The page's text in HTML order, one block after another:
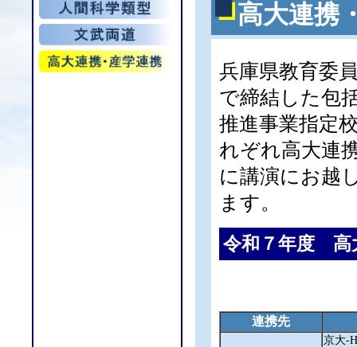
高大連携
兵庫県教育委
で締結した包
推進事業指定
れぞれ高大連
に講演にお越
ます。
令和７年度 高
連携先
京大